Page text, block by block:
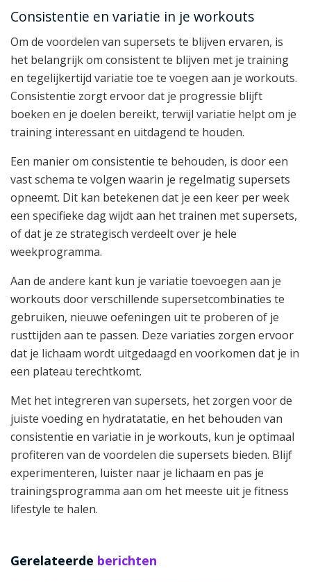
Consistentie en variatie in je workouts
Om de voordelen van supersets te blijven ervaren, is
het belangrijk om consistent te blijven met je training
en tegelijkertijd variatie toe te voegen aan je workouts.
Consistentie zorgt ervoor dat je progressie blijft
boeken en je doelen bereikt, terwijl variatie helpt om je
training interessant en uitdagend te houden.
Een manier om consistentie te behouden, is door een
vast schema te volgen waarin je regelmatig supersets
opneemt. Dit kan betekenen dat je een keer per week
een specifieke dag wijdt aan het trainen met supersets,
of dat je ze strategisch verdeelt over je hele
weekprogramma.
Aan de andere kant kun je variatie toevoegen aan je
workouts door verschillende supersetcombinaties te
gebruiken, nieuwe oefeningen uit te proberen of je
rusttijden aan te passen. Deze variaties zorgen ervoor
dat je lichaam wordt uitgedaagd en voorkomen dat je in
een plateau terechtkomt.
Met het integreren van supersets, het zorgen voor de
juiste voeding en hydratatatie, en het behouden van
consistentie en variatie in je workouts, kun je optimaal
profiteren van de voordelen die supersets bieden. Blijf
experimenteren, luister naar je lichaam en pas je
trainingsprogramma aan om het meeste uit je fitness
lifestyle te halen.
Gerelateerde berichten